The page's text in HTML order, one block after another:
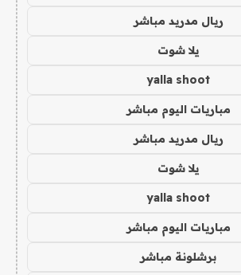
ريال مدريد مباشر
يلا شوت
yalla shoot
مباريات اليوم مباشر
ريال مدريد مباشر
يلا شوت
yalla shoot
مباريات اليوم مباشر
برشلونة مباشر